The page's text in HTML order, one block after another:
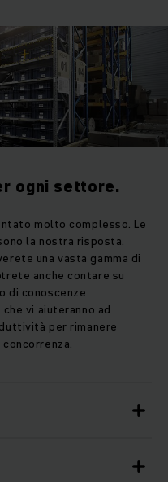
ogni settore.
molto complesso. Le
la nostra risposta.
una vasta gamma di
anche contare su
di conoscenze
vi aiuteranno ad
per rimanere